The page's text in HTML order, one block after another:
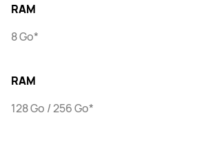
RAM
8 Go*
RAM
128 Go / 256 Go*